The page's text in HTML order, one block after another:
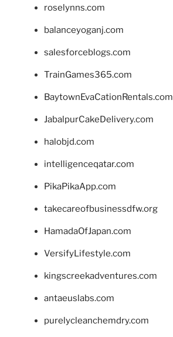
roselynns.com
balanceyoganj.com
salesforceblogs.com
TrainGames365.com
BaytownEvaCationRentals.com
JabalpurCakeDelivery.com
halobjd.com
intelligenceqatar.com
PikaPikaApp.com
takecareofbusinessdfw.org
HamadaOfJapan.com
VersifyLifestyle.com
kingscreekadventures.com
antaeuslabs.com
purelycleanchemdry.com